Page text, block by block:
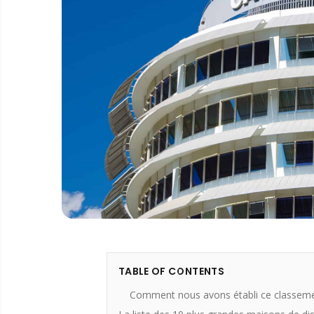
TABLE OF CONTENTS
Comment nous avons établi ce